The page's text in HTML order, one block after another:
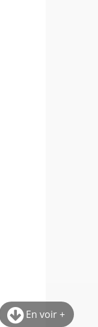
En voir +